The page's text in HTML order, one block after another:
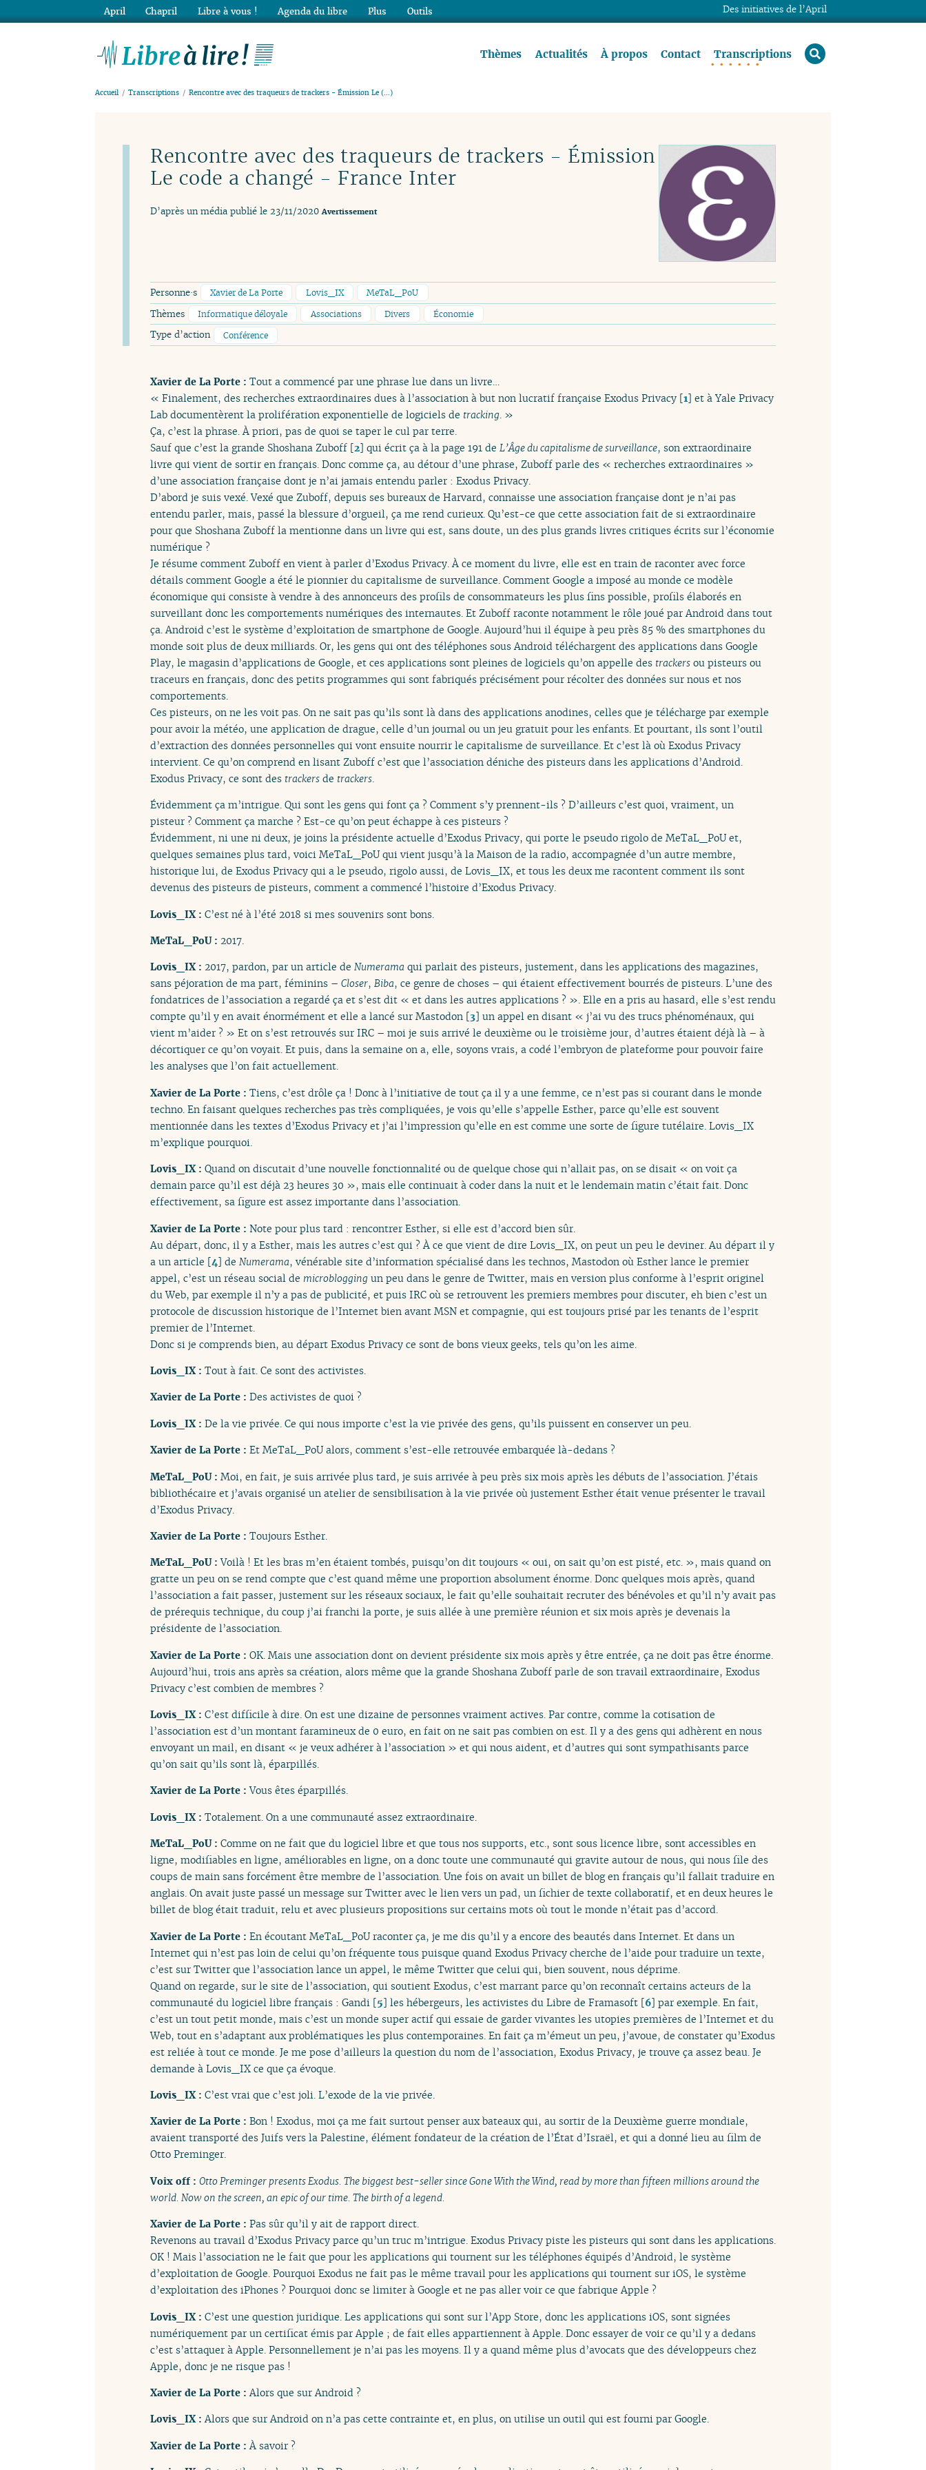
Thèmes Actualités À propos Contact Transcriptions rechercher
Accueil Transcriptions Rencontre avec des traqueurs de trackers - Émission Le (…)
Rencontre avec des traqueurs de trackers - Émission
Le code a changé - France Inter
D’après un média publié le 23/11/2020 Avertissement
Personne·s Xavier de La Porte Lovis_IX MeTaL_PoU
Thèmes Informatique déloyale Associations Divers Économie
Type d’action Conférence
Xavier de La Porte : Tout a commencé par une phrase lue dans un livre…
« Finalement, des recherches extraordinaires dues à l’association à but non lucratif française Exodus Privacy [1] et à Yale Privacy
Lab documentèrent la prolifération exponentielle de logiciels de tracking. »
Ça, c’est la phrase. À priori, pas de quoi se taper le cul par terre.
Sauf que c’est la grande Shoshana Zuboff [2] qui écrit ça à la page 191 de L’Âge du capitalisme de surveillance, son extraordinaire
livre qui vient de sortir en français. Donc comme ça, au détour d’une phrase, Zuboff parle des « recherches extraordinaires »
d’une association française dont je n’ai jamais entendu parler : Exodus Privacy.
D’abord je suis vexé. Vexé que Zuboff, depuis ses bureaux de Harvard, connaisse une association française dont je n’ai pas
entendu parler, mais, passé la blessure d’orgueil, ça me rend curieux. Qu’est-ce que cette association fait de si extraordinaire
pour que Shoshana Zuboff la mentionne dans un livre qui est, sans doute, un des plus grands livres critiques écrits sur l’économie
numérique ?
Je résume comment Zuboff en vient à parler d’Exodus Privacy. À ce moment du livre, elle est en train de raconter avec force
détails comment Google a été le pionnier du capitalisme de surveillance. Comment Google a imposé au monde ce modèle
économique qui consiste à vendre à des annonceurs des profils de consommateurs les plus fins possible, profils élaborés en
surveillant donc les comportements numériques des internautes. Et Zuboff raconte notamment le rôle joué par Android dans tout
ça. Android c’est le système d’exploitation de smartphone de Google. Aujourd’hui il équipe à peu près 85 % des smartphones du
monde soit plus de deux milliards. Or, les gens qui ont des téléphones sous Android téléchargent des applications dans Google
Play, le magasin d’applications de Google, et ces applications sont pleines de logiciels qu’on appelle des trackers ou pisteurs ou
traceurs en français, donc des petits programmes qui sont fabriqués précisément pour récolter des données sur nous et nos
comportements.
Ces pisteurs, on ne les voit pas. On ne sait pas qu’ils sont là dans des applications anodines, celles que je télécharge par exemple
pour avoir la météo, une application de drague, celle d’un journal ou un jeu gratuit pour les enfants. Et pourtant, ils sont l’outil
d’extraction des données personnelles qui vont ensuite nourrir le capitalisme de surveillance. Et c’est là où Exodus Privacy
intervient. Ce qu’on comprend en lisant Zuboff c’est que l’association déniche des pisteurs dans les applications d’Android.
Exodus Privacy, ce sont des trackers de trackers.
Évidemment ça m’intrigue. Qui sont les gens qui font ça ? Comment s’y prennent-ils ? D’ailleurs c’est quoi, vraiment, un
pisteur ? Comment ça marche ? Est-ce qu’on peut échappe à ces pisteurs ?
Évidemment, ni une ni deux, je joins la présidente actuelle d’Exodus Privacy, qui porte le pseudo rigolo de MeTaL_PoU et,
quelques semaines plus tard, voici MeTaL_PoU qui vient jusqu’à la Maison de la radio, accompagnée d’un autre membre,
historique lui, de Exodus Privacy qui a le pseudo, rigolo aussi, de Lovis_IX, et tous les deux me racontent comment ils sont
devenus des pisteurs de pisteurs, comment a commencé l’histoire d’Exodus Privacy.
Lovis_IX : C’est né à l’été 2018 si mes souvenirs sont bons.
MeTaL_PoU : 2017.
Lovis_IX : 2017, pardon, par un article de Numerama qui parlait des pisteurs, justement, dans les applications des magazines,
sans péjoration de ma part, féminins – Closer, Biba, ce genre de choses – qui étaient effectivement bourrés de pisteurs. L’une des
fondatrices de l’association a regardé ça et s’est dit « et dans les autres applications ? ». Elle en a pris au hasard, elle s’est rendu
compte qu’il y en avait énormément et elle a lancé sur Mastodon [3] un appel en disant « j’ai vu des trucs phénoménaux, qui
vient m’aider ? » Et on s’est retrouvés sur IRC – moi je suis arrivé le deuxième ou le troisième jour, d’autres étaient déjà là – à
décortiquer ce qu’on voyait. Et puis, dans la semaine on a, elle, soyons vrais, a codé l’embryon de plateforme pour pouvoir faire
les analyses que l’on fait actuellement.
Xavier de La Porte : Tiens, c’est drôle ça ! Donc à l’initiative de tout ça il y a une femme, ce n’est pas si courant dans le monde
techno. En faisant quelques recherches pas très compliquées, je vois qu’elle s’appelle Esther, parce qu’elle est souvent
mentionnée dans les textes d’Exodus Privacy et j’ai l’impression qu’elle en est comme une sorte de figure tutélaire. Lovis_IX
m’explique pourquoi.
Lovis_IX : Quand on discutait d’une nouvelle fonctionnalité ou de quelque chose qui n’allait pas, on se disait « on voit ça
demain parce qu’il est déjà 23 heures 30 », mais elle continuait à coder dans la nuit et le lendemain matin c’était fait. Donc
effectivement, sa figure est assez importante dans l’association.
Xavier de La Porte : Note pour plus tard : rencontrer Esther, si elle est d’accord bien sûr.
Au départ, donc, il y a Esther, mais les autres c’est qui ? À ce que vient de dire Lovis_IX, on peut un peu le deviner. Au départ il y
a un article [4] de Numerama, vénérable site d’information spécialisé dans les technos, Mastodon où Esther lance le premier
appel, c’est un réseau social de microblogging un peu dans le genre de Twitter, mais en version plus conforme à l’esprit originel
du Web, par exemple il n’y a pas de publicité, et puis IRC où se retrouvent les premiers membres pour discuter, eh bien c’est un
protocole de discussion historique de l’Internet bien avant MSN et compagnie, qui est toujours prisé par les tenants de l’esprit
premier de l’Internet.
Donc si je comprends bien, au départ Exodus Privacy ce sont de bons vieux geeks, tels qu’on les aime.
Lovis_IX : Tout à fait. Ce sont des activistes.
Xavier de La Porte : Des activistes de quoi ?
Lovis_IX : De la vie privée. Ce qui nous importe c’est la vie privée des gens, qu’ils puissent en conserver un peu.
Xavier de La Porte : Et MeTaL_PoU alors, comment s’est-elle retrouvée embarquée là-dedans ?
MeTaL_PoU : Moi, en fait, je suis arrivée plus tard, je suis arrivée à peu près six mois après les débuts de l’association. J’étais
bibliothécaire et j’avais organisé un atelier de sensibilisation à la vie privée où justement Esther était venue présenter le travail
d’Exodus Privacy.
Xavier de La Porte : Toujours Esther.
MeTaL_PoU :Voilà ! Et les bras m’en étaient tombés, puisqu’on dit toujours « oui, on sait qu’on est pisté, etc. », mais quand on
gratte un peu on se rend compte que c’est quand même une proportion absolument énorme. Donc quelques mois après, quand
l’association a fait passer, justement sur les réseaux sociaux, le fait qu’elle souhaitait recruter des bénévoles et qu’il n’y avait pas
de prérequis technique, du coup j’ai franchi la porte, je suis allée à une première réunion et six mois après je devenais la
présidente de l’association.
Xavier de La Porte : OK. Mais une association dont on devient présidente six mois après y être entrée, ça ne doit pas être énorme.
Aujourd’hui, trois ans après sa création, alors même que la grande Shoshana Zuboff parle de son travail extraordinaire, Exodus
Privacy c’est combien de membres ?
Lovis_IX : C’est difficile à dire. On est une dizaine de personnes vraiment actives. Par contre, comme la cotisation de
l’association est d’un montant faramineux de 0 euro, en fait on ne sait pas combien on est. Il y a des gens qui adhèrent en nous
envoyant un mail, en disant « je veux adhérer à l’association » et qui nous aident, et d’autres qui sont sympathisants parce
qu’on sait qu’ils sont là, éparpillés.
Xavier de La Porte :Vous êtes éparpillés.
Lovis_IX : Totalement. On a une communauté assez extraordinaire.
MeTaL_PoU : Comme on ne fait que du logiciel libre et que tous nos supports, etc., sont sous licence libre, sont accessibles en
ligne, modifiables en ligne, améliorables en ligne, on a donc toute une communauté qui gravite autour de nous, qui nous file des
coups de main sans forcément être membre de l’association. Une fois on avait un billet de blog en français qu’il fallait traduire en
anglais. On avait juste passé un message sur Twitter avec le lien vers un pad, un fichier de texte collaboratif, et en deux heures le
billet de blog était traduit, relu et avec plusieurs propositions sur certains mots où tout le monde n’était pas d’accord.
Xavier de La Porte : En écoutant MeTaL_PoU raconter ça, je me dis qu’il y a encore des beautés dans Internet. Et dans un
Internet qui n’est pas loin de celui qu’on fréquente tous puisque quand Exodus Privacy cherche de l’aide pour traduire un texte,
c’est sur Twitter que l’association lance un appel, le même Twitter que celui qui, bien souvent, nous déprime.
Quand on regarde, sur le site de l’association, qui soutient Exodus, c’est marrant parce qu’on reconnaît certains acteurs de la
communauté du logiciel libre français : Gandi [5] les hébergeurs, les activistes du Libre de Framasoft [6] par exemple. En fait,
c’est un tout petit monde, mais c’est un monde super actif qui essaie de garder vivantes les utopies premières de l’Internet et du
Web, tout en s’adaptant aux problématiques les plus contemporaines. En fait ça m’émeut un peu, j’avoue, de constater qu’Exodus
est reliée à tout ce monde. Je me pose d’ailleurs la question du nom de l’association, Exodus Privacy, je trouve ça assez beau. Je
demande à Lovis_IX ce que ça évoque.
Lovis_IX : C’est vrai que c’est joli. L’exode de la vie privée.
Xavier de La Porte : Bon ! Exodus, moi ça me fait surtout penser aux bateaux qui, au sortir de la Deuxième guerre mondiale,
avaient transporté des Juifs vers la Palestine, élément fondateur de la création de l’État d’Israël, et qui a donné lieu au film de
Otto Preminger.
Voix off : Otto Preminger presents Exodus. The biggest best-seller since Gone With the Wind, read by more than fifteen millions around the
world. Now on the screen, an epic of our time. The birth of a legend.
Xavier de La Porte : Pas sûr qu’il y ait de rapport direct.
Revenons au travail d’Exodus Privacy parce qu’un truc m’intrigue. Exodus Privacy piste les pisteurs qui sont dans les applications.
OK ! Mais l’association ne le fait que pour les applications qui tournent sur les téléphones équipés d’Android, le système
d’exploitation de Google. Pourquoi Exodus ne fait pas le même travail pour les applications qui tournent sur iOS, le système
d’exploitation des iPhones ? Pourquoi donc se limiter à Google et ne pas aller voir ce que fabrique Apple ?
Lovis_IX : C’est une question juridique. Les applications qui sont sur l’App Store, donc les applications iOS, sont signées
numériquement par un certificat émis par Apple ; de fait elles appartiennent à Apple. Donc essayer de voir ce qu’il y a dedans
c’est s’attaquer à Apple. Personnellement je n’ai pas les moyens. Il y a quand même plus d’avocats que des développeurs chez
Apple, donc je ne risque pas !
Xavier de La Porte :Alors que sur Android ?
Lovis_IX :Alors que sur Android on n’a pas cette contrainte et, en plus, on utilise un outil qui est fourni par Google.
Xavier de La Porte : À savoir ?
Des initiatives de l’April
April Chapril Libre à vous ! Agenda du libre Plus Outils